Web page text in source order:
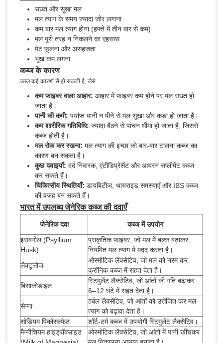
सख्त और सूखा मल
मल त्याग के समय ज्यादा जोर लगाना
कम बार मल त्याग होना (हफ्ते में तीन बार से कम)
मल पूरी तरह न निकलने का एहसास
पेट फूलना और असहजता
भूख कम लगना
कब्ज के कारण
कब्ज कई कारणों से हो सकती है, जैसे:
कम फाइबर वाला आहार: आहार में फाइबर कम होने पर मल सख्त हो
जाता है।
पानी की कमी: पर्याप्त पानी न पीने से मल सूखा और कड़ा हो जाता है।
कम शारीरिक गतिविधि: ज्यादा बैठने से पाचन धीमा हो जाता है, जिससे
कब्ज होती है।
मल रोक कर रखना: मल त्याग की इच्छा को बार-बार टालना कब्ज का
कारण बन सकता है।
कुछ दवाइयाँ: दर्द निवारक, एंटीडिप्रेसेंट और आयरन सप्लीमेंट कब्ज
कर सकते हैं।
चिकित्सीय स्थितियाँ: डायबिटीज, थायराइड समस्याएँ और IBS कब्ज
की वजह बन सकते हैं।
भारत में उपलब्ध जेनेरिक कब्ज की दवाएँ
जेनेरिक दवा
कब्ज में उपयोग
इसबगोल (Psyllium
Husk)
प्राकृतिक फाइबर, जो मल में बल्क बढ़ाकर
नियमित मल त्याग में मदद करता है।
लैक्टुलोज
ओस्मोटिक लैक्सेटिव, जो मल को नरम कर
क्रॉनिक कब्ज में राहत देता है।
बिसाकोडाइल
स्टिमुलेंट लैक्सेटिव, जो आंतों की गति बढ़ाकर
6–12 घंटे में राहत देता है।
सेन्ना
हर्बल लैक्सेटिव, जो आंतों को उत्तेजित कर मल
त्याग को बढ़ावा देता है।
सोडियम पिकोसल्फेट
शॉर्ट-टर्म कब्ज में उपयोगी स्टिमुलेंट लैक्सेटिव।
मैग्नीशियम हाइड्रॉक्साइड
ओस्मोटिक लैक्सेटिव, जो आंतों में पानी खींचकर